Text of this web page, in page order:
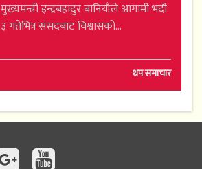
मुख्यमन्त्री इन्द्रबहादुर बानियाँले आगामी भदौ
३ गतेभित्र संसदबाट विश्वासको...
थप समाचार